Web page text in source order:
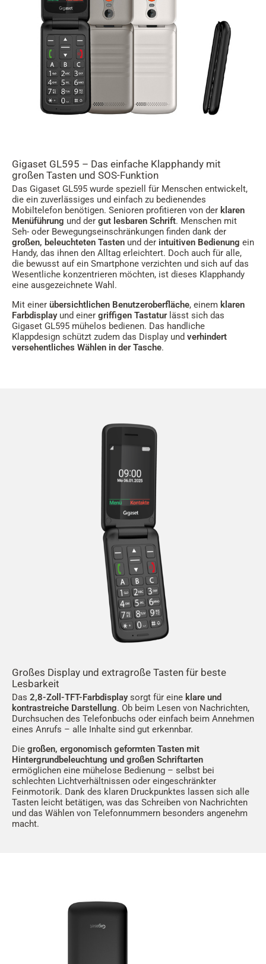
Gigaset GL595 – Das einfache Klapphandy mit
großen Tasten und SOS-Funktion
Das Gigaset GL595 wurde speziell für Menschen entwickelt,
die ein zuverlässiges und einfach zu bedienendes
Mobiltelefon benötigen. Senioren profitieren von der klaren
Menüführung und der gut lesbaren Schrift. Menschen mit
Seh- oder Bewegungseinschränkungen finden dank der
großen, beleuchteten Tasten und der intuitiven Bedienung ein
Handy, das ihnen den Alltag erleichtert. Doch auch für alle,
die bewusst auf ein Smartphone verzichten und sich auf das
Wesentliche konzentrieren möchten, ist dieses Klapphandy
eine ausgezeichnete Wahl.
Mit einer übersichtlichen Benutzeroberfläche, einem klaren
Farbdisplayund einer griffigen Tastaturlässt sich das
Gigaset GL595 mühelos bedienen. Das handliche
Klappdesign schützt zudem das Display und verhindert
versehentliches Wählen in der Tasche.
Großes Display und extragroße Tasten für beste
Lesbarkeit
Das 2,8-Zoll-TFT-Farbdisplaysorgt für eine klare und
kontrastreiche Darstellung. Ob beim Lesen von Nachrichten,
Durchsuchen des Telefonbuchs oder einfach beim Annehmen
eines Anrufs – alle Inhalte sind gut erkennbar.
Die großen, ergonomisch geformten Tasten mit
Hintergrundbeleuchtung und großen Schriftarten
ermöglichen eine mühelose Bedienung – selbst bei
schlechten Lichtverhältnissen oder eingeschränkter
Feinmotorik. Dank des klaren Druckpunktes lassen sich alle
Tasten leicht betätigen, was das Schreiben von Nachrichten
und das Wählen von Telefonnummern besonders angenehm
macht.